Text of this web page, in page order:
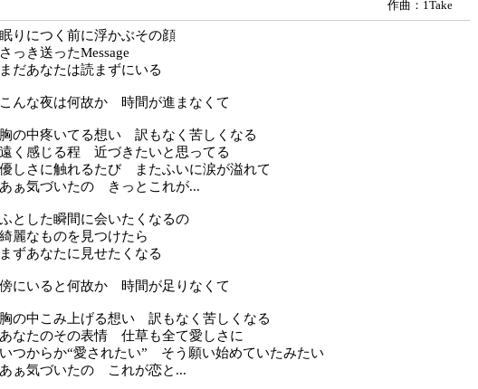
作曲：1Take
眠りにつく前に浮かぶその顔
さっき送ったMessage
まだあなたは読まずにいる
こんな夜は何故か 時間が進まなくて
胸の中疼いてる想い 訳もなく苦しくなる
遠く感じる程 近づきたいと思ってる
優しさに触れるたび またふいに涙が溢れて
あぁ気づいたの きっとこれが...
ふとした瞬間に会いたくなるの
綺麗なものを見つけたら
まずあなたに見せたくなる
傍にいると何故か 時間が足りなくて
胸の中こみ上げる想い 訳もなく苦しくなる
あなたのその表情 仕草も全て愛しさに
いつからか“愛されたい” そう願い始めていたみたい
あぁ気づいたの これが恋と...